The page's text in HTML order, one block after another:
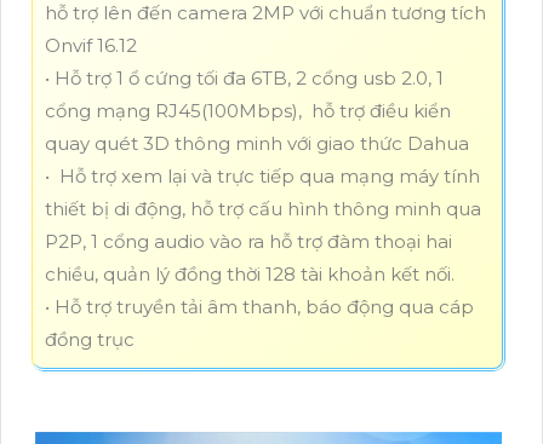
hỗ trợ lên đến camera 2MP với chuẩn tương tích
Onvif 16.12
• Hỗ trợ 1 ổ cứng tối đa 6TB, 2 cổng usb 2.0, 1
cổng mạng RJ45(100Mbps), hỗ trợ điều kiển
quay quét 3D thông minh với giao thức Dahua
• Hỗ trợ xem lại và trực tiếp qua mạng máy tính
thiết bị di động, hỗ trợ cấu hình thông minh qua
P2P, 1 cổng audio vào ra hỗ trợ đàm thoại hai
chiều, quản lý đồng thời 128 tài khoản kết nối.
• Hỗ trợ truyền tải âm thanh, báo động qua cáp
đồng trục